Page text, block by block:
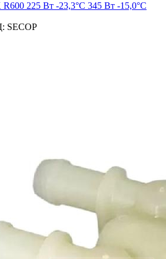
225 Вт -23,3°C 345 Вт -15,0°С
SECOP